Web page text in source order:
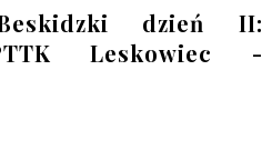
dzień II:
Leskowiec -